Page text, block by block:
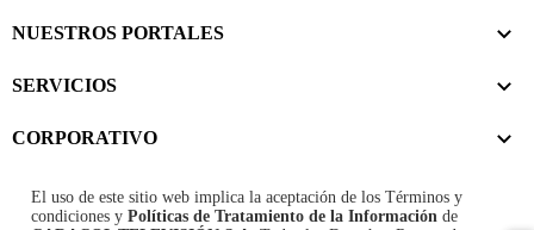
NUESTROS PORTALES
SERVICIOS
CORPORATIVO
El uso de este sitio web implica la aceptación de los Términos y
condiciones y Políticas de Tratamiento de la Información de